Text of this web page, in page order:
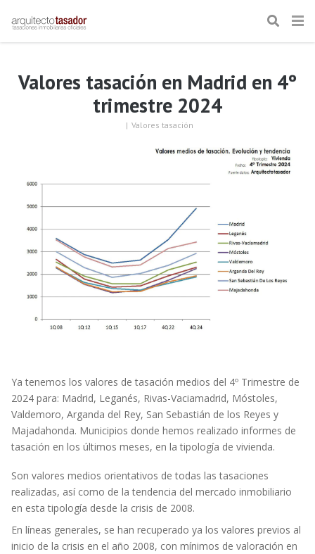
Valores tasación en Madrid en 4º
trimestre 2024
| Valores tasación
Ya tenemos los valores de tasación medios del 4º Trimestre de
2024 para: Madrid, Leganés, Rivas-Vaciamadrid, Móstoles,
Valdemoro, Arganda del Rey, San Sebastián de los Reyes y
Majadahonda. Municipios donde hemos realizado informes de
tasación en los últimos meses, en la tipología de vivienda.
Son valores medios orientativos de todas las tasaciones
realizadas, así como de la tendencia del mercado inmobiliario
en esta tipología desde la crisis de 2008.
En líneas generales, se han recuperado ya los valores previos al
inicio de la crisis en el año 2008, con mínimos de valoración en